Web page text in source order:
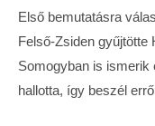
Első bemutatásra
Felső-Zsiden gyűjtötte
Somogyban is ismerik
hallotta, így beszél